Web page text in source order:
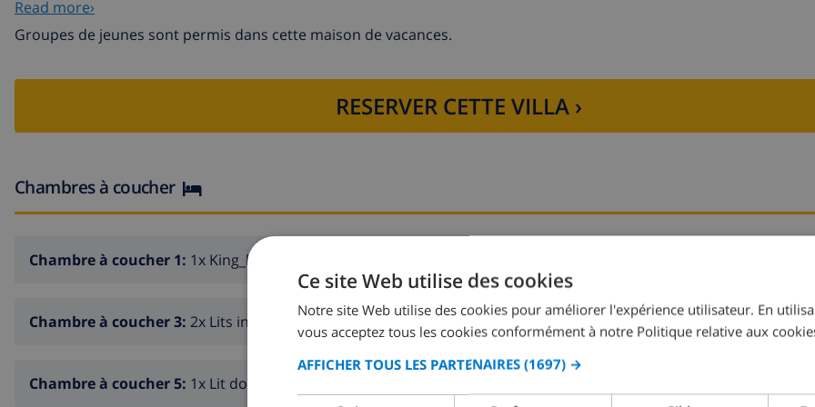
antenne satellite
2 chambres à coucher climatisées, chacune avec lit kingsize
chambre à coucher climatisée avec 2 lits simples
2 salles de bain, chacune avec seul lavabo, douche et toilette
salle de bain avec seul lavabo, bain douche, bidet et toilette
Read more›
Groupes de jeunes sont permis dans cette maison de vacances.
RESERVER CETTE VILLA ›
Chambres à coucher
Chambre à coucher 1: 1x King_bed
Chambre à coucher 3: 2x Lits individuels Chambre à coucher 4:2x Lits individuels
Chambre à coucher 5: 1x Lit double
Ce site Web utilise des cookies
Notre site Web utilise des cookies pour améliorer l'expérience utilisateur. En
vous acceptez tous les cookies conformément à notre Politique relative aux
AFFICHER TOUS LES PARTENAIRES (1697) →